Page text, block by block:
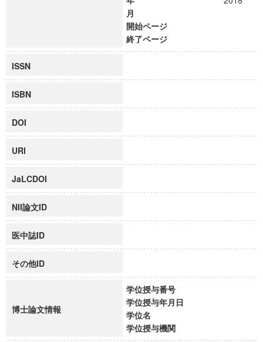
月
開始ページ
終了ページ
ISSN
ISBN
DOI
URI
JaLCDOI
NII論文ID
医中誌ID
その他ID
博士論文情報
学位授与番号
学位授与年月日
学位名
学位授与機関